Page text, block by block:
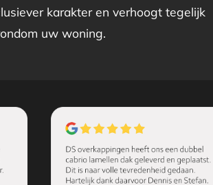
karakter en verhoogt tegelijk
uw woning.